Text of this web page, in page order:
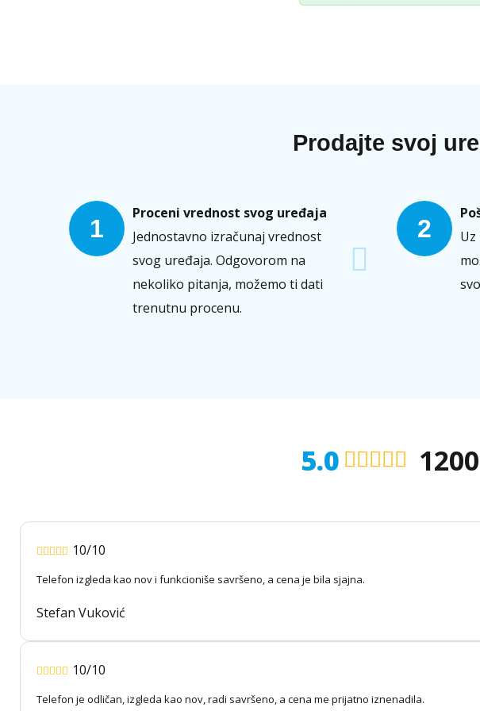
Prodajte svoj
1
Proceni vrednost svog uređaja
Jednostavno izračunaj vrednost
svog uređaja. Odgovorom na
nekoliko pitanja, možemo ti dati
trenutnu procenu.
2
5.0
10/10
Telefon izgleda kao nov i funkcioniše savršeno, a cena je bila sjajna.
Stefan Vuković
10/10
Telefon je odličan, izgleda kao nov, radi savršeno, a cena me prijatno iznenadila.